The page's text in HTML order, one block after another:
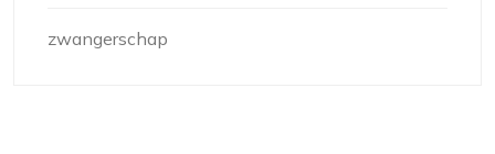
zwangerschap